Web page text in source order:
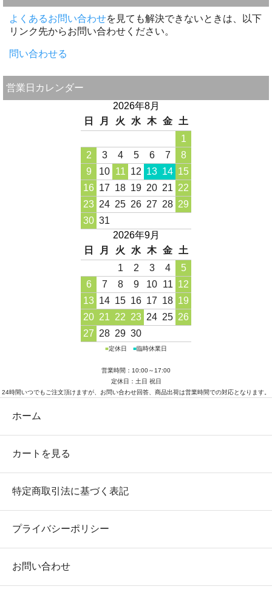
よくあるお問い合わせを見ても解決できないときは、以下
リンク先からお問い合わせください。
問い合わせる
営業日カレンダー
2026年8月
日
月 火 水 木 金
土
1
2
3 4 5 6 7
8
9
10 11 12 13 14 15
16 17 18 19 20 21 22
23 24 25 26 27 28 29
30 31
2026年9月
日
月 火 水 木 金
土
1
2 3 4
5
6
7 8 9 10 11 12
13 14 15 16 17 18 19
20 21 22 23 24 25 26
27 28 29 30
■定休日 ■臨時休業日
営業時間：10:00～17:00
定休日：土日 祝日
24時間いつでもご注文頂けますが、お問い合わせ回答、商品出荷は営業時間での対応となります。
ホーム
カートを見る
特定商取引法に基づく表記
プライバシーポリシー
お問い合わせ